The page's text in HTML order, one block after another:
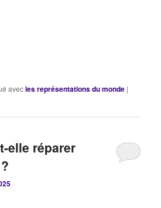
avecles représentations du monde |
elle réparer